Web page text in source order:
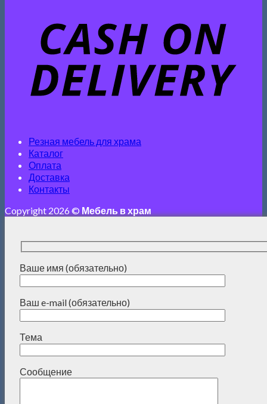
Резная мебель для храма
Каталог
Оплата
Доставка
Контакты
Copyright 2026 © Мебель в храм
Ваше имя (обязательно)
Ваш e-mail (обязательно)
Тема
Сообщение